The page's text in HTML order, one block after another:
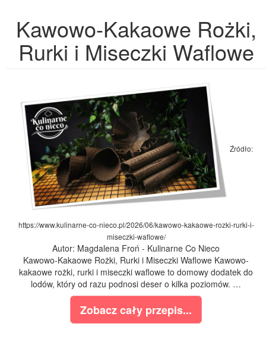
Kawowo-Kakaowe Rożki,
Rurki i Miseczki Waflowe
Źródło:
https://www.kulinarne-co-nieco.pl/2026/06/kawowo-kakaowe-rozki-rurki-i-
miseczki-waflowe/
Autor: Magdalena Froń - Kulinarne Co Nieco
Kawowo-Kakaowe Rożki, Rurki i Miseczki Waflowe Kawowo-
kakaowe rożki, rurki i miseczki waflowe to domowy dodatek do
lodów, który od razu podnosi deser o kilka poziomów. …
Zobacz cały przepis...